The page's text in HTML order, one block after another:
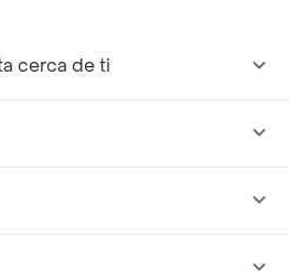
cerca de ti